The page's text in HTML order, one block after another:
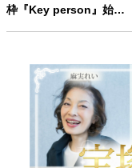
枠『Key person』始…